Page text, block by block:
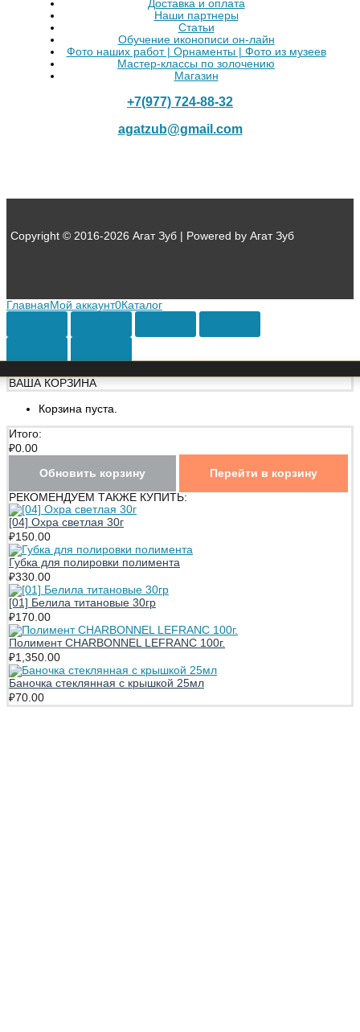
Доставка и оплата
Наши партнеры
Статьи
Обучение иконописи он-лайн
Фото наших работ | Орнаменты | Фото из музеев
Мастер-классы по золочению
Магазин
+7(977) 724-88-32
agatzub@gmail.com
Copyright © 2016-2026 Агат Зуб | Powered by Агат Зуб
Главная Мой аккаунт0Каталог
ВАША КОРЗИНА
Корзина пуста.
Итого:
₽0.00
Обновить корзину
Перейти в корзину
РЕКОМЕНДУЕМ ТАКЖЕ КУПИТЬ:
[04] Охра светлая 30г
₽150.00
Губка для полировки полимента
₽330.00
[01] Белила титановые 30гр
₽170.00
Полимент CHARBONNEL LEFRANC 100г.
₽1,350.00
Баночка стеклянная с крышкой 25мл
₽70.00